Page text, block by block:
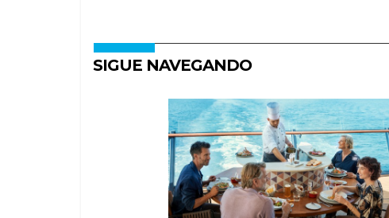
SIGUE NAVEGANDO